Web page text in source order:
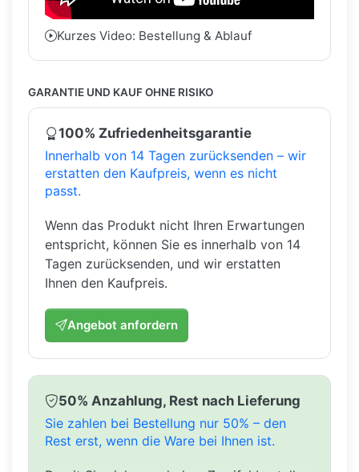
Kurzes Video: Bestellung & Ablauf
GARANTIE UND KAUF OHNE RISIKO
100% Zufriedenheitsgarantie
Innerhalb von 14 Tagen zurücksenden – wir
erstatten den Kaufpreis, wenn es nicht
passt.
Wenn das Produkt nicht Ihren Erwartungen
entspricht, können Sie es innerhalb von 14
Tagen zurücksenden, und wir erstatten
Ihnen den Kaufpreis.
Angebot anfordern
50% Anzahlung, Rest nach Lieferung
Sie zahlen bei Bestellung nur 50% – den
Rest erst, wenn die Ware bei Ihnen ist.